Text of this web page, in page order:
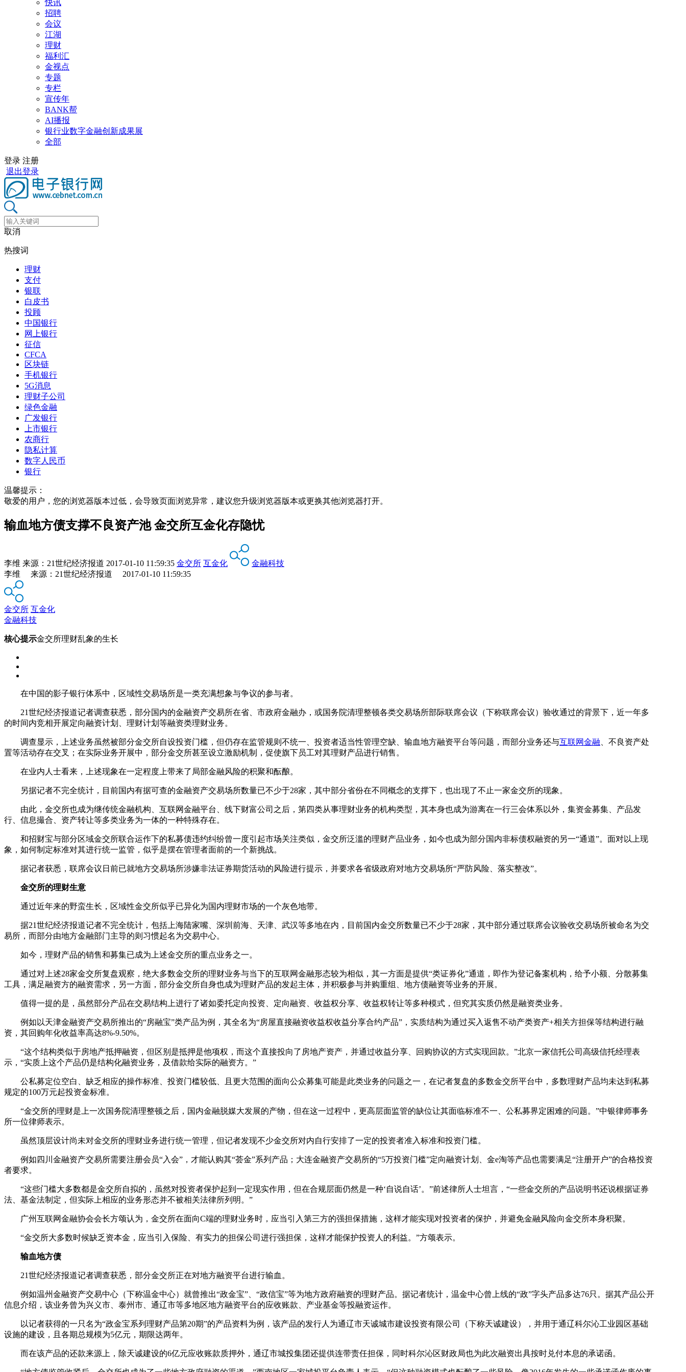
快讯
招聘
会议
江湖
理财
福利汇
金视点
专题
专栏
宣传年
BANK帮
AI播报
银行业数字金融创新成果展
全部
登录 注册
退出登录
取消
热搜词
理财
支付
银联
白皮书
投顾
中国银行
网上银行
征信
CFCA
区块链
手机银行
5G消息
理财子公司
绿色金融
广发银行
上市银行
农商行
隐私计算
数字人民币
银行
温馨提示：
敬爱的用户，您的浏览器版本过低，会导致页面浏览异常，建议您升级浏览器版本或更换其他浏览器打开。
输血地方债支撑不良资产池 金交所互金化存隐忧
李维 来源： 21世纪经济报道 2017-01-10 11:59:35 金交所 互金化
金融科技
李维 来源：21世纪经济报道 2017-01-10 11:59:35
金交所 互金化
金融科技
核心提示金交所理财乱象的生长
在中国的影子银行体系中，区域性交易场所是一类充满想象与争议的参与者。
21世纪经济报道记者调查获悉，部分国内的金融资产交易所在省、市政府金融办，或国务院清理整顿各类交易场所部际联席会议（下称联席会议）验收通过的背景下，近一年多
的时间内竞相开展定向融资计划、理财计划等融资类理财业务。
调查显示，上述业务虽然被部分金交所自设投资门槛，但仍存在监管规则不统一、投资者适当性管理空缺、输血地方融资平台等问题，而部分业务还与互联网金融 、不良资产处
置等活动存在交叉；在实际业务开展中，部分金交所甚至设立激励机制，促使旗下员工对其理财产品进行销售。
在业内人士看来，上述现象在一定程度上带来了局部金融风险的积聚和酝酿。
另据记者不完全统计，目前国内有据可查的金融资产交易场所数量已不少于28家，其中部分省份在不同概念的支撑下，也出现了不止一家金交所的现象。
由此，金交所也成为继传统金融机构、互联网金融平台、线下财富公司之后，第四类从事理财业务的机构类型，其本身也成为游离在一行三会体系以外，集资金募集、产品发
行、信息撮合、资产转让等多类业务为一体的一种特殊存在。
和招财宝与部分区域金交所联合运作下的私募债违约纠纷曾一度引起市场关注类似，金交所泛滥的理财产品业务，如今也成为部分国内非标债权融资的另一“通道”。面对以上现
象，如何制定标准对其进行统一监管，似乎是摆在管理者面前的一个新挑战。
据记者获悉，联席会议日前已就地方交易场所涉嫌非法证券期货活动的风险进行提示，并要求各省级政府对地方交易场所“严防风险、落实整改”。
金交所的理财生意
通过近年来的野蛮生长，区域性金交所似乎已异化为国内理财市场的一个灰色地带。
据21世纪经济报道记者不完全统计，包括上海陆家嘴、深圳前海、天津、武汉等多地在内，目前国内金交所数量已不少于28家，其中部分通过联席会议验收交易场所被命名为交
易所，而部分由地方金融部门主导的则习惯起名为交易中心。
如今，理财产品的销售和募集已成为上述金交所的重点业务之一。
通过对上述28家金交所复盘观察，绝大多数金交所的理财业务与当下的互联网金融形态较为相似，其一方面是提供“类证券化”通道，即作为登记备案机构，给予小额、分散募集
工具，满足融资方的融资需求，另一方面，部分金交所自身也成为理财产品的发起主体，并积极参与并购重组、地方债融资等业务的开展。
值得一提的是，虽然部分产品在交易结构上进行了诸如委托定向投资、定向融资、收益权分享、收益权转让等多种模式，但究其实质仍然是融资类业务。
例如以天津金融资产交易所推出的“房融宝”类产品为例，其全名为“房屋直接融资收益权收益分享合约产品”，实质结构为通过买入返售不动产类资产+相关方担保等结构进行融
资，其回购年化收益率高达8%-9.50%。
“这个结构类似于房地产抵押融资，但区别是抵押是他项权，而这个直接投向了房地产资产，并通过收益分享、回购协议的方式实现回款。”北京一家信托公司高级信托经理表
示，“实质上这个产品仍是结构化融资业务，及借款给实际的融资方。”
公私募定位空白、缺乏相应的操作标准、投资门槛较低、且更大范围的面向公众募集可能是此类业务的问题之一，在记者复盘的多数金交所平台中，多数理财产品均未达到私募
规定的100万元起投资金标准。
“金交所的理财是上一次国务院清理整顿之后，国内金融脱媒大发展的产物，但在这一过程中，更高层面监管的缺位让其面临标准不一、公私募界定困难的问题。”中银律师事务
所一位律师表示。
虽然顶层设计尚未对金交所的理财业务进行统一管理，但记者发现不少金交所对内自行安排了一定的投资者准入标准和投资门槛。
例如四川金融资产交易所需要注册会员“入会”，才能认购其“荟金”系列产品；大连金融资产交易所的“5万投资门槛”定向融资计划、金e淘等产品也需要满足“注册开户”的合格投资
者要求。
“这些门槛大多数都是金交所自拟的，虽然对投资者保护起到一定现实作用，但在合规层面仍然是一种‘自说自话’。”前述律所人士坦言，“一些金交所的产品说明书还说根据证券
法、基金法制定，但实际上相应的业务形态并不被相关法律所列明。”
广州互联网金融协会会长方颂认为，金交所在面向C端的理财业务时，应当引入第三方的强担保措施，这样才能实现对投资者的保护，并避免金融风险向金交所本身积聚。
“金交所大多数时候缺乏资本金，应当引入保险、有实力的担保公司进行强担保，这样才能保护投资人的利益。”方颂表示。
输血地方债
21世纪经济报道记者调查获悉，部分金交所正在对地方融资平台进行输血。
例如温州金融资产交易中心（下称温金中心）就曾推出“政金宝”、“政信宝”等为地方政府融资的理财产品。据记者统计，温金中心曾上线的“政”字头产品多达76只。据其产品公开
信息介绍，该业务曾为兴义市、泰州市、通辽市等多地区地方融资平台的应收账款、产业基金等投融资运作。
以记者获得的一只名为“政金宝系列理财产品第20期”的产品资料为例，该产品的发行人为通辽市天诚城市建设投资有限公司（下称天诚建设），并用于通辽科尔沁工业园区基础
设施的建设，且各期总规模为5亿元，期限达两年。
而在该产品的还款来源上，除天诚建设的6亿元应收账款质押外，通辽市城投集团还提供连带责任担保，同时科尔沁区财政局也为此次融资出具按时兑付本息的承诺函。